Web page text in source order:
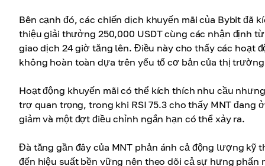
Bên cạnh đó, các chiến dịch khuyến mãi của Bybit đã
thiệu giải thưởng 250,000 USDT cùng các nhận định
giao dịch 24 giờ tăng lên. Điều này cho thấy các hoạt
không hoàn toàn dựa trên yếu tố cơ bản của thị
Hoạt động khuyến mãi có thể kích thích nhu cầu
trợ quan trọng, trong khi RSI 75.3 cho thấy MNT
giảm và một đợt điều chỉnh ngắn hạn có thể xảy ra.
Đà tăng gần đây của MNT phản ánh cả động lượng
đến hiệu suất bền vững nên theo dõi cả sự hưng